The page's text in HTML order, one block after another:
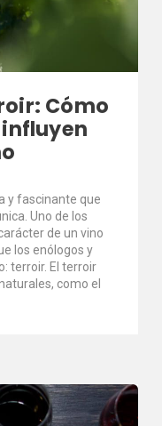
Cómo
y fascinante que
Uno de los
de un vino
los enólogos y
terroir. El terroir
como el